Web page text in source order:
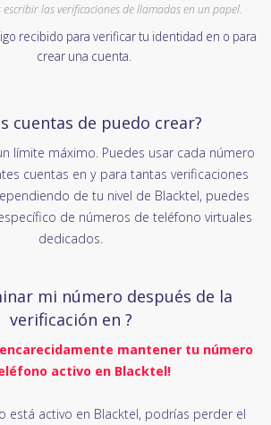
escribir las verificaciones de llamadas en un papel.
recibido para verificar tu identidad en o para
crear una cuenta.
cuentas de puedo crear?
límite máximo. Puedes usar cada número
cuentas en y para tantas verificaciones
de tu nivel de Blacktel, puedes
de números de teléfono virtuales
dedicados.
mi número después de la
verificación en ?
encarecidamente mantener tu número
activo en Blacktel!
está activo en Blacktel, podrías perder el